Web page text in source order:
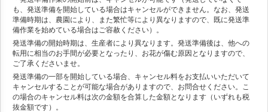
も、発送準備を開始している場合はキャンセルができません。なお、発送
準備時期は、農園により、また繁忙等により異なりますので、既に発送準
備作業を始めている場合はご容赦ください）。
発送準備の開始時期は、生産者により異なります。発送準備後は、他への
転用に相当のお手間が必要となったり、お花が傷む原因となりますので、
ご了承くださいませ。
発送準備の一部を開始している場合、キャンセル料をお支払いいただいて
キャンセルすることが可能な場合がありますので、お問合せください。こ
の場合のキャンセル料は次の金額を合算した金額となります（いずれも税
抜金額です）。